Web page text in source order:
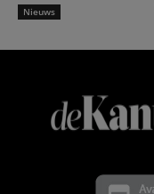
Nieuws